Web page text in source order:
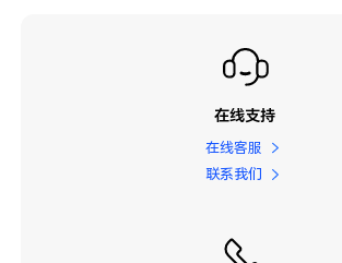
在线支持
在线客服
联系我们